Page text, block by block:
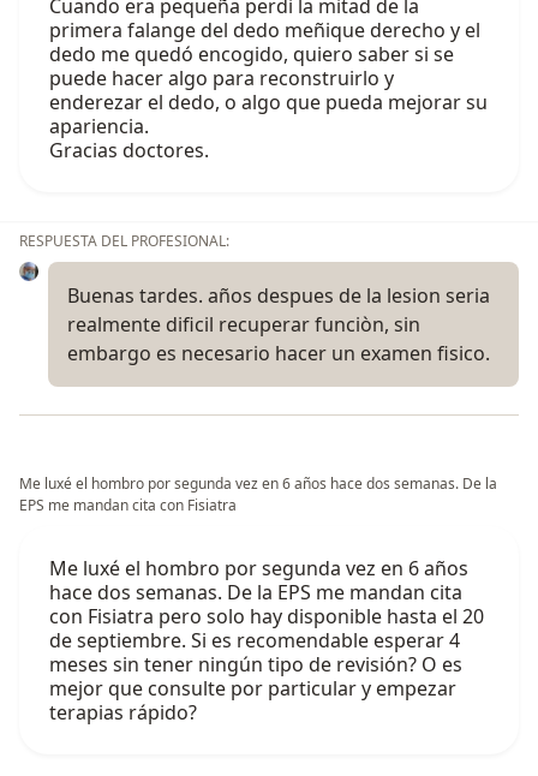
Cuando era pequeña perdi la mitad de la
primera falange del dedo meñique derecho y el
dedo me quedó encogido, quiero saber si se
puede hacer algo para reconstruirlo y
enderezar el dedo, o algo que pueda mejorar su
apariencia.
Gracias doctores.
RESPUESTA DEL PROFESIONAL:
Buenas tardes. años despues de la lesion seria
realmente dificil recuperar funciòn, sin
embargo es necesario hacer un examen fisico.
Me luxé el hombro por segunda vez en 6 años hace dos semanas. De la
EPS me mandan cita con Fisiatra
Me luxé el hombro por segunda vez en 6 años
hace dos semanas. De la EPS me mandan cita
con Fisiatra pero solo hay disponible hasta el 20
de septiembre. Si es recomendable esperar 4
meses sin tener ningún tipo de revisión? O es
mejor que consulte por particular y empezar
terapias rápido?